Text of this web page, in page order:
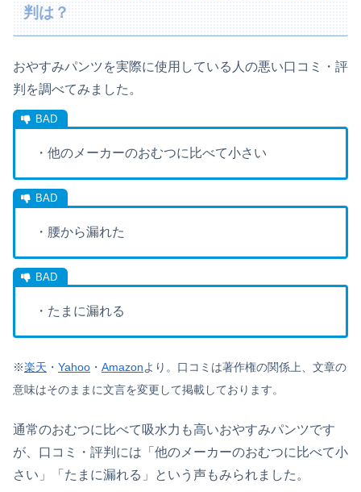
判は？
おやすみパンツを実際に使用している人の悪い口コミ・評
判を調べてみました。
・他のメーカーのおむつに比べて小さい
・腰から漏れた
・たまに漏れる
※楽天 ・ Yahoo ・ Amazonより。 口コミは著作権の関係上、文章の
意味はそのままに文言を変更して掲載しております。
通常のおむつに比べて吸水力も高いおやすみパンツです
が、口コミ・評判には「他のメーカーのおむつに比べて小
さい」「たまに漏れる」という声もみられました。